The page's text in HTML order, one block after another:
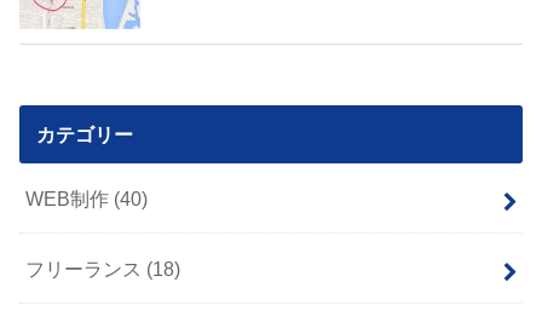
カテゴリー
WEB制作 (40)
フリーランス (18)